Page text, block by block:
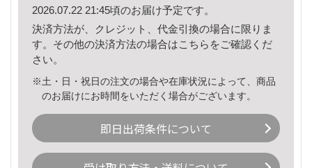
2026.07.22 21:45頃のお届け予定です。
決済方法が、クレジット、代金引換の場合に限りま
す。その他の決済方法の場合はこちら をご確認くだ
さい。
※土・日・祝日の注文の場合や在庫状況によって、商品
のお届けにお時間をいただく場合がございます。
即日出荷条件について